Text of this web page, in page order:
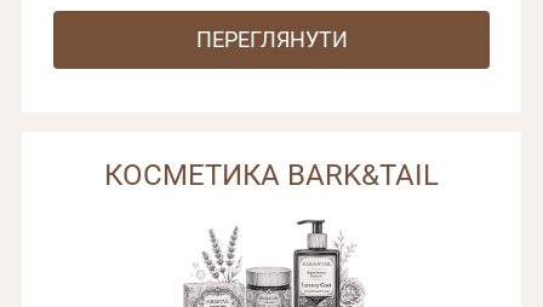
ПЕРЕГЛЯНУТИ
КОСМЕТИКА BARK&TAIL